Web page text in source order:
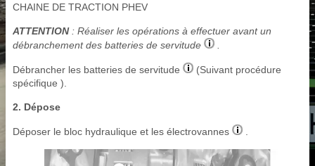
CHAINE DE TRACTION PHEV
ATTENTION: Réaliser les opérations à effectuer avant un
débranchement des batteries de servitude
Débrancher les batteries de servitude
(Suivant procédure
spécifique ).
2. Dépose
Déposer le bloc hydraulique et les électrovannes